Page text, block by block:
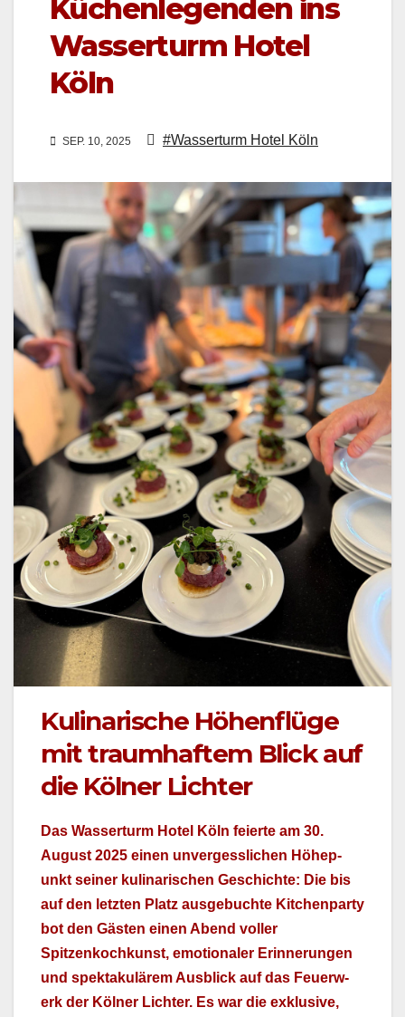
Küchenlegenden ins
Wasserturm Hotel
Köln
SEP. 10, 2025 #Wasserturm Hotel Köln
Kulinarische Höhenflüge
mit traumhaftem Blick auf
die Kölner Lichter
Das Wasser­turm Hotel Köln feierte am 30.
August 2025 einen unvergesslichen Höhep­
unkt sein­er kuli­nar­ischen Geschichte: Die bis
auf den let­zten Platz aus­ge­buchte Kitchen­par­ty
bot den Gästen einen Abend voller
Spitzenkochkun­st, emo­tionaler Erin­nerun­gen
und spek­takulärem Aus­blick auf das Feuer­w­
erk der Köl­ner Lichter. Es war die exk­lu­sive,